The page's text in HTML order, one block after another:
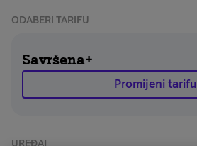
ODABERI TARIFU
Savršena+
Promijeni tarifu
UREĐAJ